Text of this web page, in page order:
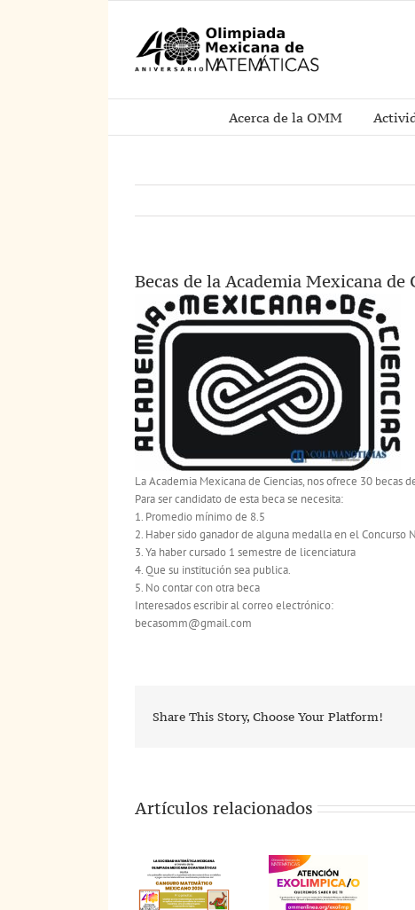
Acerca de la OMM
Becas de la Academia Mexicana de
La Academia Mexicana de Ciencias, nos ofrece 30 becas
Para ser candidato de esta beca se necesita:
1. Promedio mínimo de 8.5
2. Haber sido ganador de alguna medalla en el Concurso
3. Ya haber cursado 1 semestre de licenciatura
4. Que su institución sea publica.
5. No contar con otra beca
Interesados escribir al correo electrónico:
becasomm@gmail.com
Share This Story, Choose Your Platform!
Artículos relacionados